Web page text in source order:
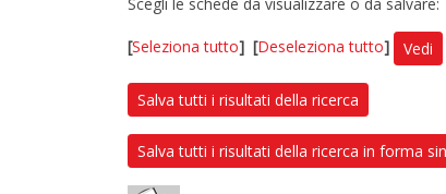
[Seleziona tutto] [Deseleziona tutto] Vedi
Salva tutti i risultati della ricerca
Salva tutti i risultati della ricerca in forma